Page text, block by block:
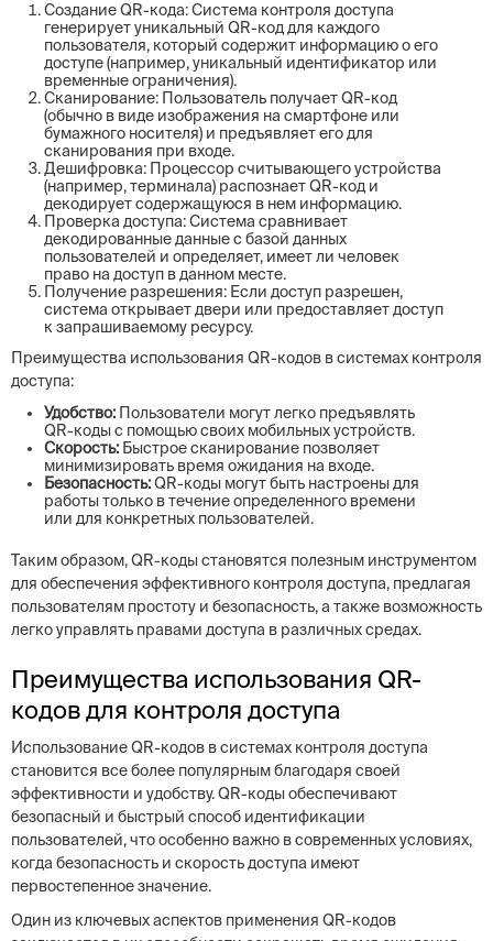
Создание QR-кода: Система контроля доступа
генерирует уникальный QR-код для каждого
пользователя, который содержит информацию о его
доступе (например, уникальный идентификатор или
временные ограничения).
Сканирование: Пользователь получает QR-код
(обычно в виде изображения на смартфоне или
бумажного носителя) и предъявляет его для
сканирования при входе.
Дешифровка: Процессор считывающего устройства
(например, терминала) распознает QR-код и
декодирует содержащуюся в нем информацию.
Проверка доступа: Система сравнивает
декодированные данные с базой данных
пользователей и определяет, имеет ли человек
право на доступ в данном месте.
Получение разрешения: Если доступ разрешен,
система открывает двери или предоставляет доступ
к запрашиваемому ресурсу.
Преимущества использования QR-кодов в системах контроля
доступа:
Удобство: Пользователи могут легко предъявлять
QR-коды с помощью своих мобильных устройств.
Скорость: Быстрое сканирование позволяет
минимизировать время ожидания на входе.
Безопасность:QR-коды могут быть настроены для
работы только в течение определенного времени
или для конкретных пользователей.
Таким образом, QR-коды становятся полезным инструментом
для обеспечения эффективного контроля доступа, предлагая
пользователям простоту и безопасность, а также возможность
легко управлять правами доступа в различных средах.
Преимущества использования QR-
кодов для контроля доступа
Использование QR-кодов в системах контроля доступа
становится все более популярным благодаря своей
эффективности и удобству. QR-коды обеспечивают
безопасный и быстрый способ идентификации
пользователей, что особенно важно в современных условиях,
когда безопасность и скорость доступа имеют
первостепенное значение.
Один из ключевых аспектов применения QR-кодов